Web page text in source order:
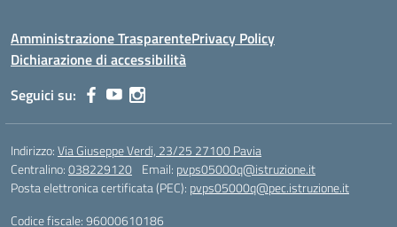
Amministrazione TrasparentePrivacy Policy
Dichiarazione di accessibilità
Seguici su:
Indirizzo:Via Giuseppe Verdi, 23/25 27100 Pavia
Centralino:038229120 Email: pvps05000q@istruzione.it
Posta elettronica certificata (PEC): pvps05000q@pec.istruzione.it
Codice fiscale: 96000610186